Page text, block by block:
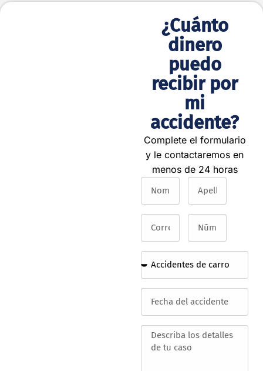
Compensación
¿Cuánto
dinero
puedo
recibir por
mi
accidente?
Complete el formulario
y le contactaremos en
menos de 24 horas